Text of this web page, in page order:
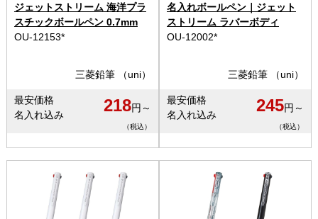
ジェットストリーム 海洋プラ
スチックボールペン 0.7mm
OU-12153*
三菱鉛筆 （uni）
最安価格
名入れ込み
218円～
（税込）
名入れボールペン｜ジェット
ストリーム ラバーボディ
OU-12002*
三菱鉛筆 （uni）
最安価格
名入れ込み
245円～
（税込）